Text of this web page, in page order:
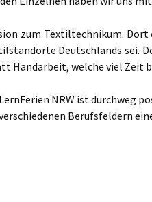
zum Textiltechnikum.
Deutschlands sei.
Handarbeit, welche viel Zeit
NRW ist durchweg
Berufsfeldern